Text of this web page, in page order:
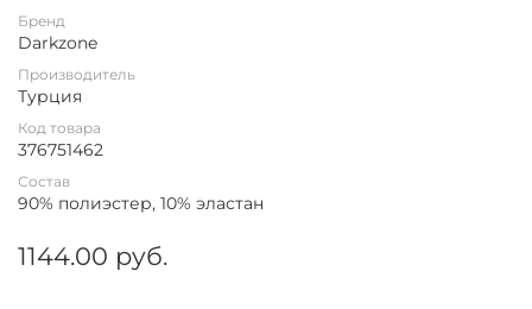
Бренд
Darkzone
Производитель
Турция
Код товара
376751462
Состав
90% полиэстер, 10% эластан
1144.00 руб.